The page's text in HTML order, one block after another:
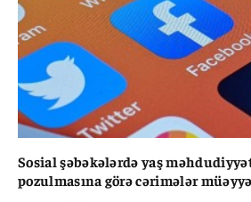
Sosial şəbəkələrdə yaş
pozulmasına görə cərimələr